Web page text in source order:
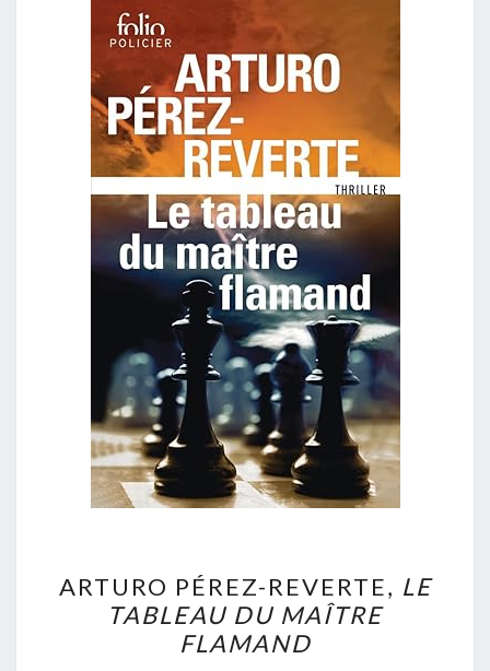
PÉREZ-
REVERTE,
LE
ARTURO PÉREZ-REVERTE, LE
TABLEAU DU MAÎTRE
FLAMAND